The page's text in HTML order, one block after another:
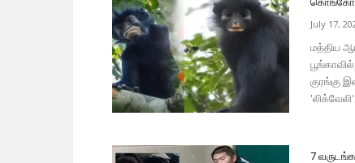
July 17,
மத்திய
குரங்கு
7